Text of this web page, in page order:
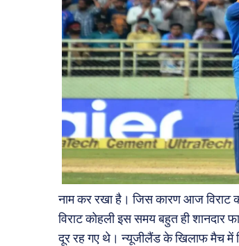
नाम कर रखा है। जिस कारण आज विराट
विराट कोहली इस समय बहुत ही
दूर रह गए थे। न्यूजीलैंड के खिलाफ मैच में